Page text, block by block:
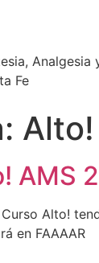
Analgesia
Fe
AMS
Alto!
en FAAAAR